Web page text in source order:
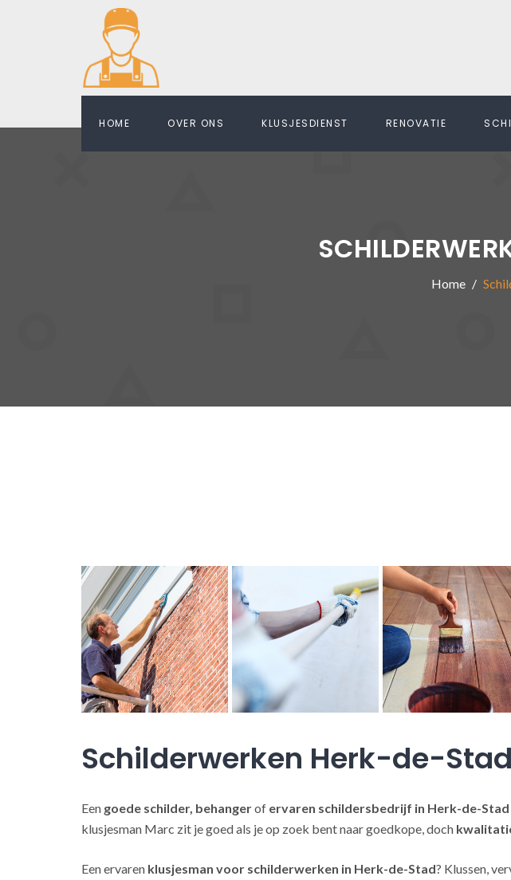
HOME OVER ONS KLUSJESDIENST RENOVATIE
Home
Schilderwerken Herk-de-Stad
Een goede schilder, behangerof ervaren schildersbedrijf in Herk-de-Stad
klusjesman Marc zit je goed als je op zoek bent naar goedkope, doch
Een ervaren klusjesman voor schilderwerken in Herk-de-Stad? Klussen,